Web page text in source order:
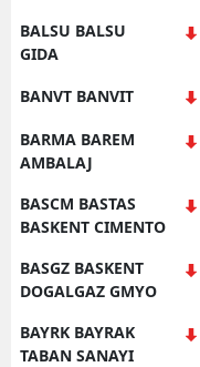
BALSU BALSU
GIDA
BANVT BANVIT
BARMA BAREM
AMBALAJ
BASCM BASTAS
BASKENT CIMENTO
BASGZ BASKENT
DOGALGAZ GMYO
BAYRK BAYRAK
TABAN SANAYI